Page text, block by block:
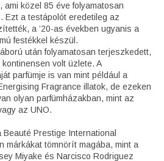
ami közel 85 éve folyamatosan
Ezt a testápolót eredetileg az
a ’20-as években ugyanis a
festékkel készül.
után folyamatosan terjeszkedett,
volt üzlete. A
parfümje is van mint például a
Fragrance illatok, de ezeken
olyan parfümházakban, mint az
az UNO.
Beauté Prestige International
márkákat tömnörít magába, mint a
Miyake és Narcisco Rodriguez